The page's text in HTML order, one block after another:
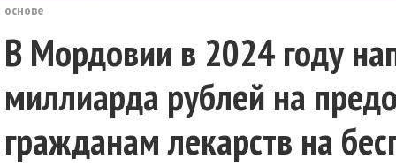
основе
В Мордовии в 2024 году
миллиарда рублей на
гражданам лекарств на